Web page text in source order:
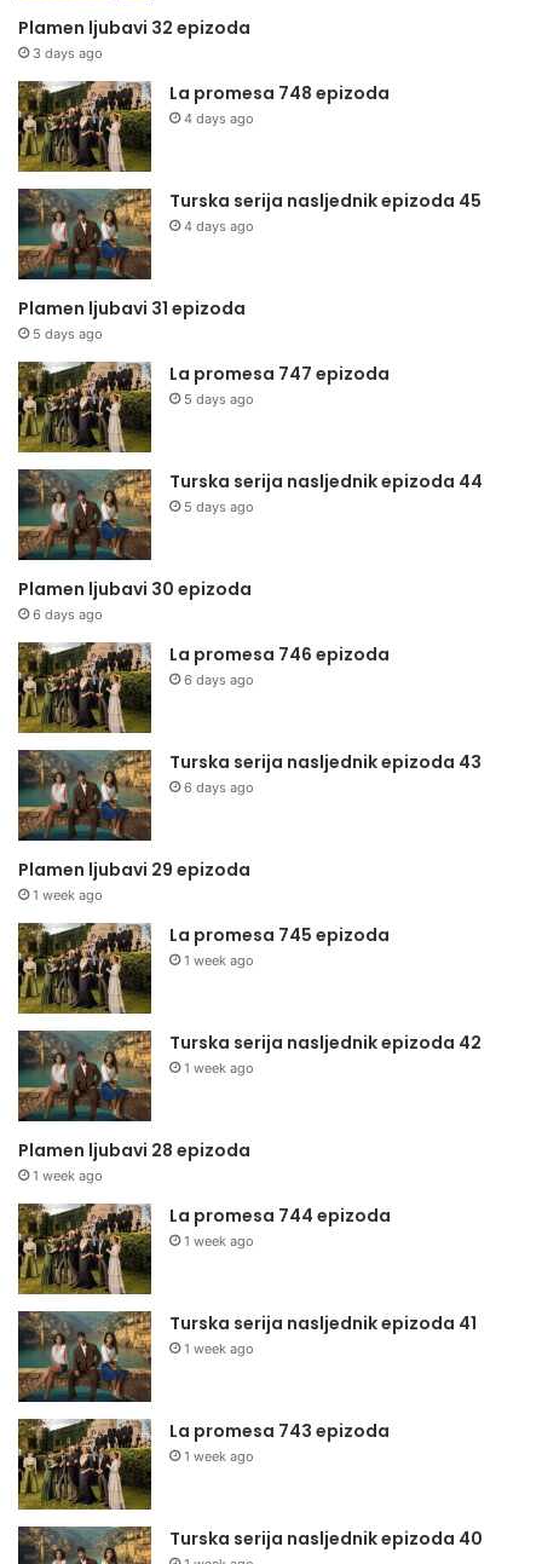
Plamen ljubavi 32 epizoda
3 days ago
La promesa 748 epizoda
4 days ago
Turska serija nasljednik epizoda 45
4 days ago
Plamen ljubavi 31 epizoda
5 days ago
La promesa 747 epizoda
5 days ago
Turska serija nasljednik epizoda 44
5 days ago
Plamen ljubavi 30 epizoda
6 days ago
La promesa 746 epizoda
6 days ago
Turska serija nasljednik epizoda 43
6 days ago
Plamen ljubavi 29 epizoda
1 week ago
La promesa 745 epizoda
1 week ago
Turska serija nasljednik epizoda 42
1 week ago
Plamen ljubavi 28 epizoda
1 week ago
La promesa 744 epizoda
1 week ago
Turska serija nasljednik epizoda 41
1 week ago
La promesa 743 epizoda
1 week ago
Turska serija nasljednik epizoda 40